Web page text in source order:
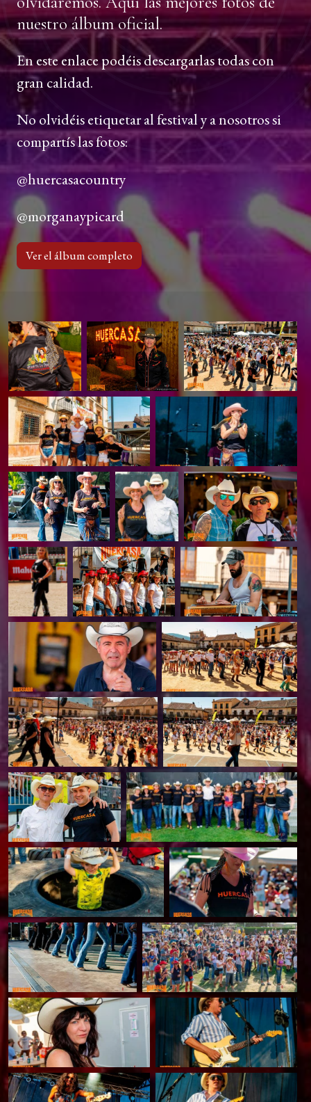
nuestro álbum oficial.
En este enlace podéis descargarlas todas con
gran calidad.
No olvidéis etiquetar al festival y a nosotros si
compartís las fotos:
@huercasacountry
@morganaypicard
Ver el álbum completo